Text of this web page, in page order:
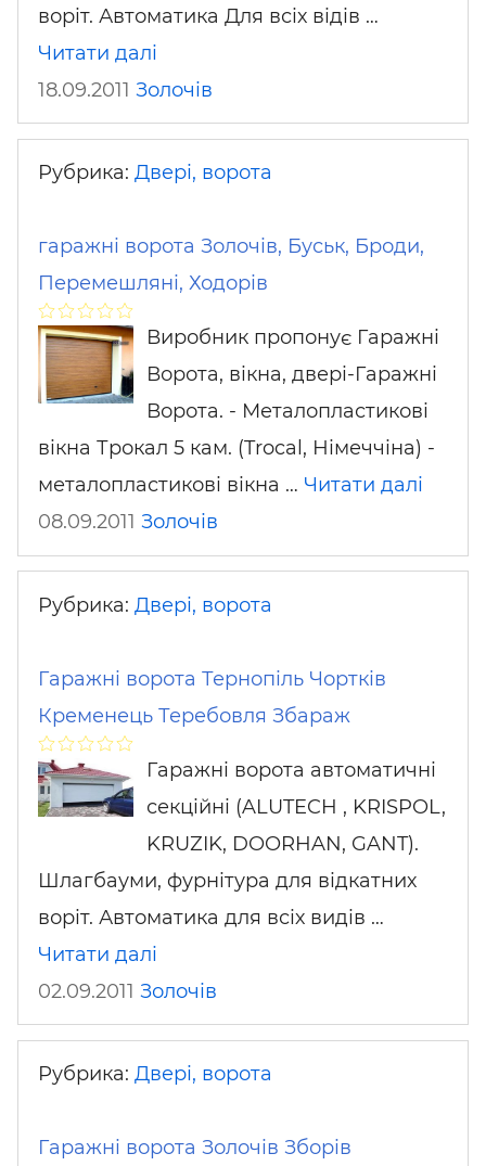
воріт. Автоматика Для всіх відів …
Читати далі
18.09.2011 Золочів
Рубрика: Двері, ворота
гаражні ворота Золочів, Буськ, Броди,
Перемешляні, Ходорів
Виробник пропонує Гаражні
Ворота, вікна, двері-Гаражні
Ворота. - Металопластикові
вікна Трокал 5 кам. (Trocal, Німеччіна) -
металопластикові вікна … Читати далі
08.09.2011 Золочів
Рубрика: Двері, ворота
Гаражні ворота Тернопіль Чортків
Кременець Теребовля Збараж
Гаражні ворота автоматичні
секційні (ALUTECH , KRISPOL,
KRUZIK, DOORHAN, GANT).
Шлагбауми, фурнітура для відкатних
воріт. Автоматика для всіх видів …
Читати далі
02.09.2011 Золочів
Рубрика: Двері, ворота
Гаражні ворота Золочів Зборів